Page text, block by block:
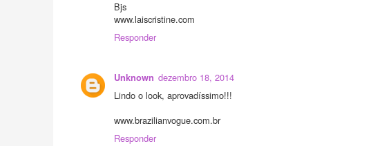
Bjs
www.laiscristine.com
Responder
Unknown dezembro 18, 2014
Lindo o look, aprovadíssimo!!!
www.brazilianvogue.com.br
Responder